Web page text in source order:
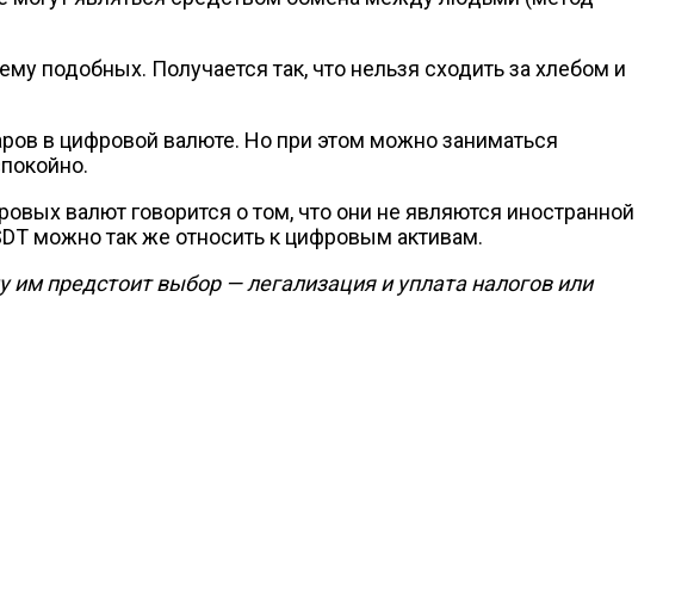
подобных. Получается так, что нельзя сходить за хлебом и
в цифровой валюте. Но при этом можно заниматься
валют говорится о том, что они не являются иностранной
можно так же относить к цифровым активам.
предстоит выбор — легализация и уплата налогов или